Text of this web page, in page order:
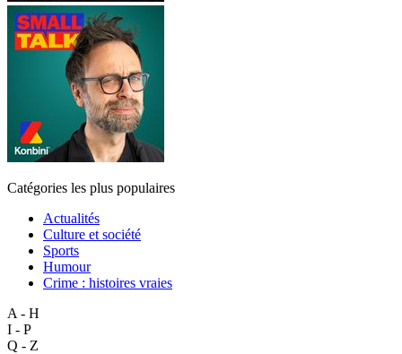
Catégories les plus populaires
Actualités
Culture et société
Sports
Humour
Crime : histoires vraies
A - H
I - P
Q - Z